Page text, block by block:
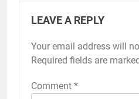
LEAVE A REPLY
Your email address will
Required fields are
Comment *